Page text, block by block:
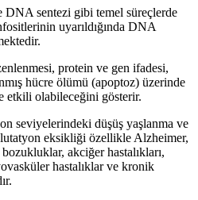
sentezi gibi temel süreçlerde
uyarıldığında DNA
protein ve gen ifadesi,
hücre ölümü (apoptoz) üzerinde
etkili olabileceğini gösterir.
seviyelerindeki düşüş yaşlanma ve
eksikliği özellikle Alzheimer,
akciğer hastalıkları,
hastalıklar ve kronik